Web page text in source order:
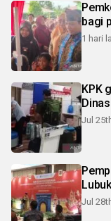
bagi
1 hari
KPK
Jul
Jul